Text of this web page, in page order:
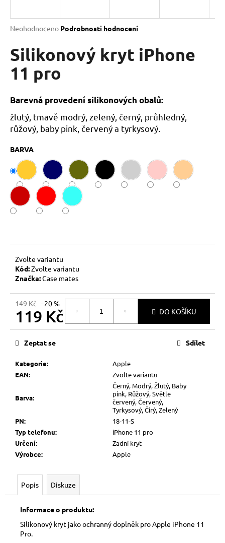
Průměrné
produktu
je
0,0
hvězdiček.
Neohodnoceno Podrobnosti hodnocení
Silikonový kryt iPhone
11 pro
Barevná provedení silikonových obalů:
žlutý, tmavě modrý, zelený, černý, průhledný,
růžový, baby pink, červený a tyrkysový.
BARVA
Zvolte variantu
Kód:Zvolte variantu
Značka:Case mates
149 Kč –20 %
119 Kč
Měrná
DO KOŠÍKU
Kategorie:
Apple
EAN: Zvolte variantu
Barva:
Černý, Modrý, Žlutý, Baby
pink, Růžový, Světle
červený, Červený,
Tyrkysový, Čirý, Zelený
PN:
18-11-S
Typ telefonu:
iPhone 11 pro
Určení:
Zadní kryt
Výrobce: Apple
Zeptat se Sdílet
Popis Diskuze
Informace o produktu:
Silikonový kryt jako ochranný doplněk pro Apple iPhone 11
Pro.
j
t
?
HLEDAT
o
p
o
r
u
e
m
e